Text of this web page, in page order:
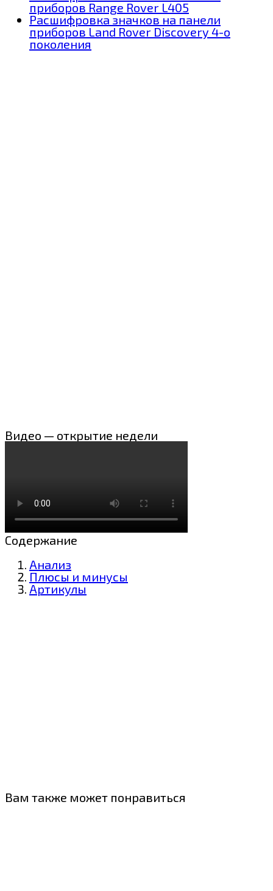
приборов Range Rover L405
Расшифровка значков на панели
приборов Land Rover Discovery 4-о
поколения
Видео — открытие недели
Содержание
Анализ
Плюсы и минусы
Артикулы
Вам также может понравиться